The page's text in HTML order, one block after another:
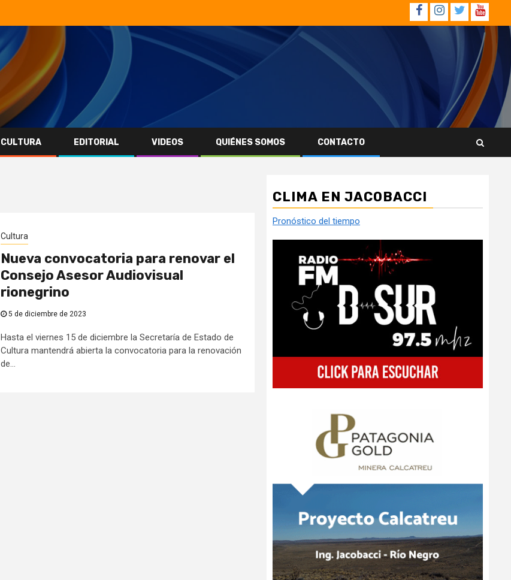
Facebook
Instagram
Twitter
CULTURA EDITORIAL VIDEOS QUIÉNES SOMOS CONTACTO
Cultura
Nueva convocatoria para renovar el
Consejo Asesor Audiovisual
rionegrino
5 de diciembre de 2023
Hasta el viernes 15 de diciembre la Secretaría de Estado de
Cultura mantendrá abierta la convocatoria para la renovación
de...
CLIMA EN JACOBACCI
Pronóstico del tiempo